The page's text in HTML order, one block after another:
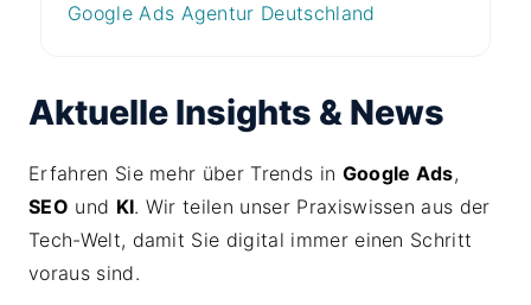
Google Ads Agentur Deutschland
Aktuelle Insights & News
Erfahren Sie mehr über Trends in Google Ads,
SEO und KI. Wir teilen unser Praxiswissen aus der
Tech-Welt, damit Sie digital immer einen Schritt
voraus sind.